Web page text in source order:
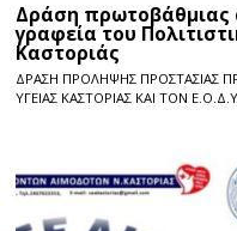
Δράση πρωτοβάθμιας
γραφεία του
Καστοριάς
ΔΡΑΣΗ ΠΡΟΛΗΨΗΣ ΠΡΟΣΤΑΣΙΑΣ
ΥΓΕΙΑΣ ΚΑΣΤΟΡΙΑΣ ΚΑΙ ΤΟΝ